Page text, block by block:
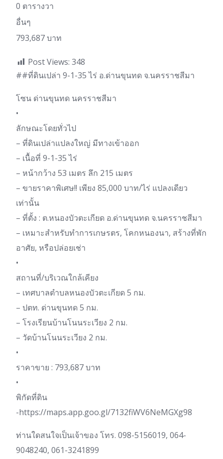
0 ตารางวา
อื่นๆ
793,687 บาท
Post Views: 348
##ที่ดินเปล่า 9-1-35 ไร่ อ.ด่านขุนทด จ.นครราชสีมา
โซน ด่านขุนทด นครราชสีมา
•
ลักษณะโดยทั่วไป
– ที่ดินเปล่าแปลงใหญ่ มีทางเข้าออก
– เนื้อที่ 9-1-35 ไร่
– หน้ากว้าง 53 เมตร ลึก 215 เมตร
– ขายราคาพิเศษ!! เพียง 85,000 บาท/ไร่ แปลงเดียว
เท่านั้น
– ที่ตั้ง : ต.หนองบัวตะเกียด อ.ด่านขุนทด จ.นครราชสีมา
– เหมาะสำหรับทำการเกษรตร, โคกหนองนา, สร้างที่พัก
อาศัย, หรือปล่อยเช่า
•
สถานที่/บริเวณใกล้เคียง
– เทศบาลตำบลหนองบัวตะเกียด 5 กม.
– ปตท. ด่านขุนทด 5 กม.
– โรงเรียนบ้านโนนระเวียง 2 กม.
– วัดบ้านโนนระเวียง 2 กม.
•
ราคาขาย : 793,687 บาท
•
พิกัดที่ดิน
-https://maps.app.goo.gl/7132fiWV6NeMGXg98
ท่านใดสนใจเป็นเจ้าของ โทร. 098-5156019, 064-
9048240, 061-3241899